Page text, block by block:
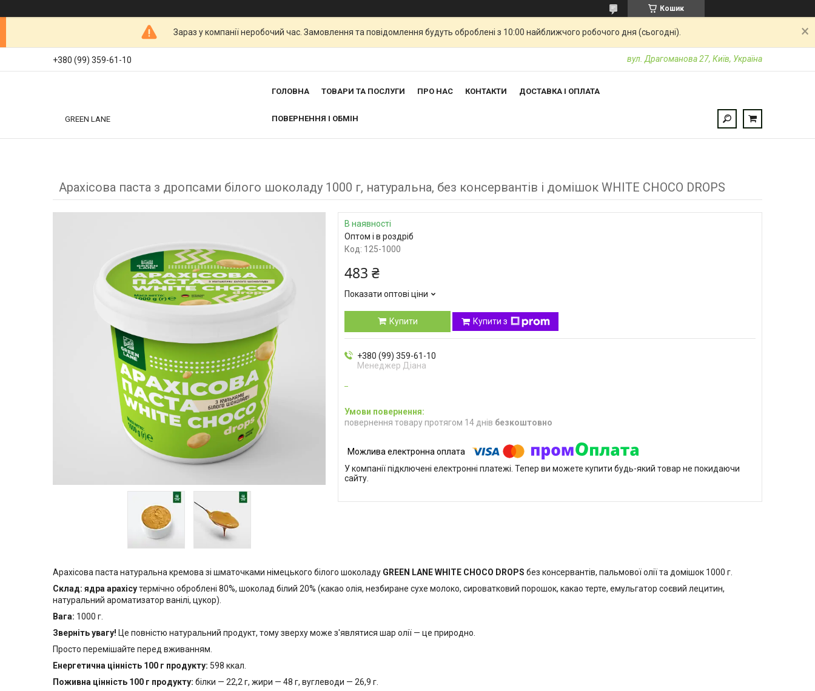
Кошик
Зараз у компанії неробочий час. Замовлення та повідомлення будуть оброблені з 10:00 найближчого робочого дня (сьогодні).
+380 (99) 359-61-10 вул. Драгоманова 27, Київ, Україна
GREEN LANE
ГОЛОВНА ТОВАРИ ТА ПОСЛУГИ ПРО НАС КОНТАКТИ ДОСТАВКА І ОПЛАТА
ПОВЕРНЕННЯ І ОБМІН
Арахісова паста з дропсами білого шоколаду 1000 г, натуральна, без консервантів і домішок WHITE CHOCO DROPS
В наявності
Оптом і в роздріб
Код: 125-1000
483 ₴
Показати оптові ціни
Купити Купити з
+380 (99) 359-61-10
Менеджер Діана
повернення товару протягом 14 днів безкоштовно
У компанії підключені електронні платежі. Тепер ви можете купити будь-який товар не покидаючи
сайту.
Арахісова паста натуральна кремова зі шматочками німецького білого шоколаду GREEN LANEWHITE CHOCO DROPS без консервантів, пальмової олії та домішок 1000 г.
Склад: ядра арахісутермічно оброблені 80%, шоколад білий 20% (какао олія, незбиране сухе молоко, сироватковий порошок, какао терте, емульгатор соєвий лецитин,
натуральний ароматизатор ванілі, цукор).
Вага: 1000 г.
Зверніть увагу! Це повністю натуральний продукт, тому зверху може з'являтися шар олії — це природно.
Просто перемішайте перед вживанням.
Енергетична цінність 100 г продукту: 598 ккал.
Поживна цінність 100 г продукту: білки — 22,2 г, жири — 48 г, вуглеводи — 26,9 г.